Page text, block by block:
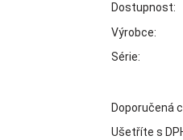
Dostupnost:
Výrobce:
Série:
Doporučená
Ušetříte s